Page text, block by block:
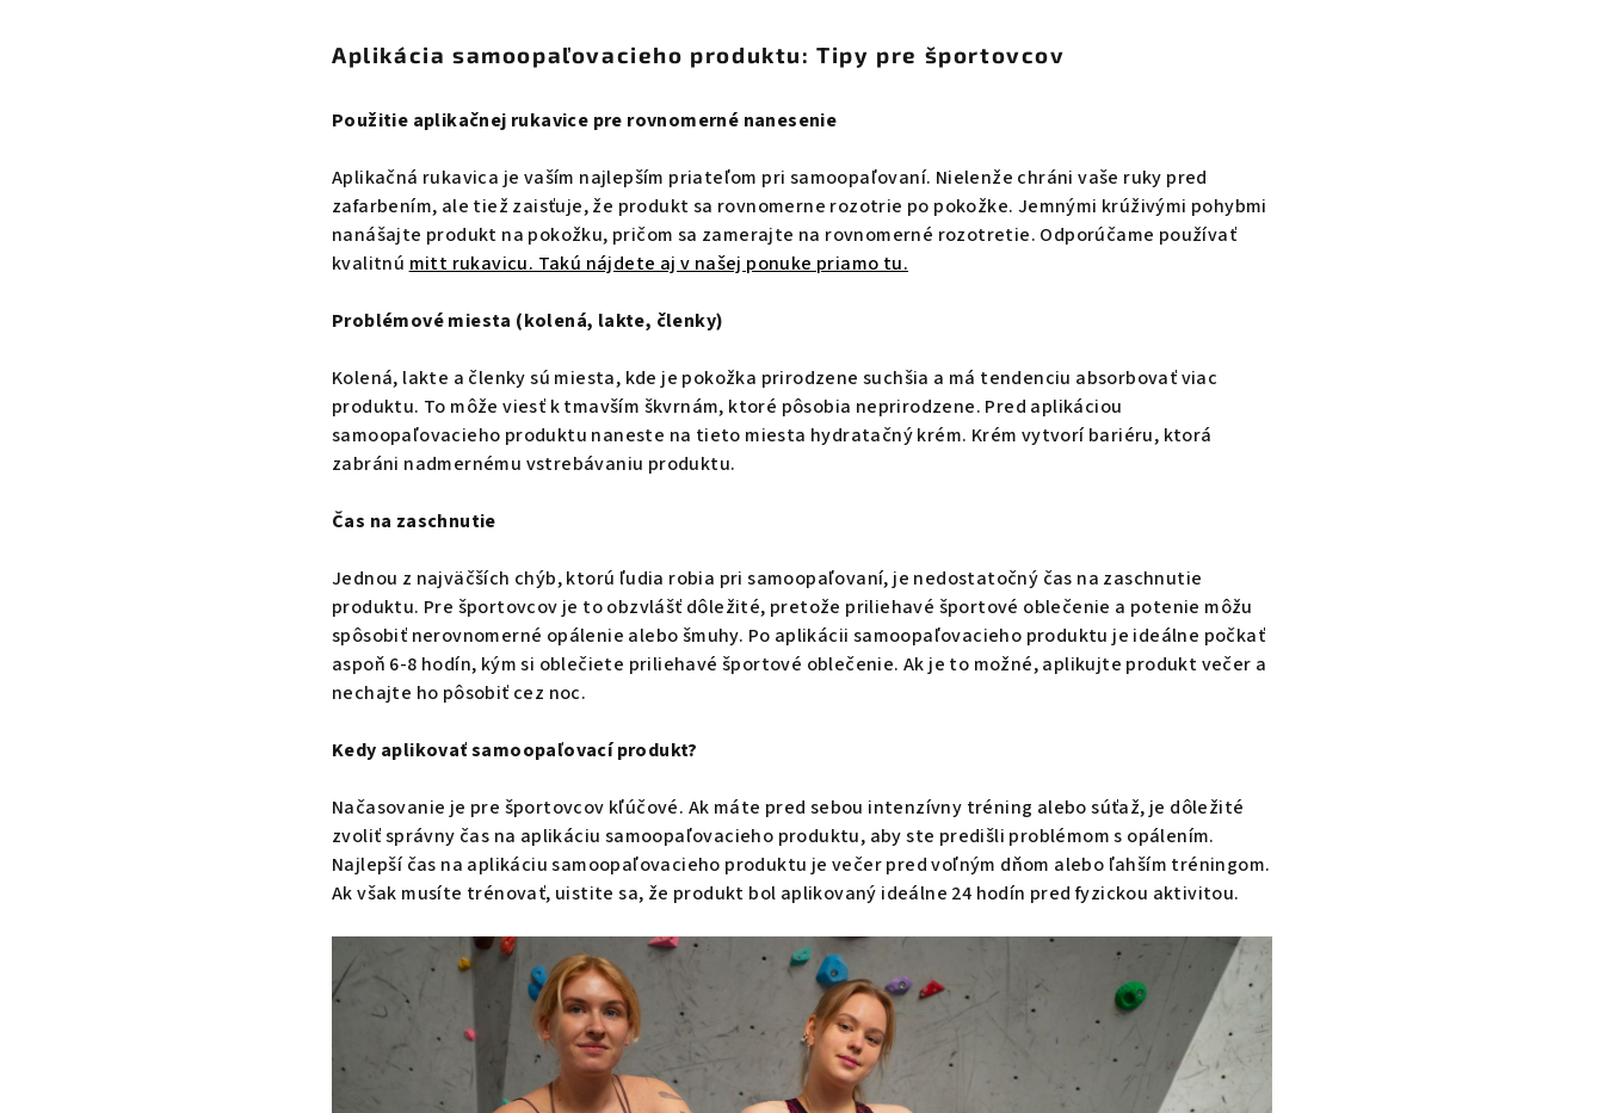
Aplikácia samoopaľovacieho produktu: Tipy pre športovcov
Použitie aplikačnej rukavice pre rovnomerné nanesenie
Aplikačná rukavica je vaším najlepším priateľom pri samoopaľovaní. Nielenže chráni vaše ruky pred
zafarbením, ale tiež zaisťuje, že produkt sa rovnomerne rozotrie po pokožke. Jemnými krúživými pohybmi
nanášajte produkt na pokožku, pričom sa zamerajte na rovnomerné rozotretie. Odporúčame používať
kvalitnú mitt rukavicu. Takú nájdete aj v našej ponuke priamo tu.
Problémové miesta (kolená, lakte, členky)
Kolená, lakte a členky sú miesta, kde je pokožka prirodzene suchšia a má tendenciu absorbovať viac
produktu. To môže viesť k tmavším škvrnám, ktoré pôsobia neprirodzene. Pred aplikáciou
samoopaľovacieho produktu naneste na tieto miesta hydratačný krém. Krém vytvorí bariéru, ktorá
zabráni nadmernému vstrebávaniu produktu.
Čas na zaschnutie
Jednou z najväčších chýb, ktorú ľudia robia pri samoopaľovaní, je nedostatočný čas na zaschnutie
produktu. Pre športovcov je to obzvlášť dôležité, pretože priliehavé športové oblečenie a potenie môžu
spôsobiť nerovnomerné opálenie alebo šmuhy. Po aplikácii samoopaľovacieho produktu je ideálne počkať
aspoň 6-8 hodín, kým si oblečiete priliehavé športové oblečenie. Ak je to možné, aplikujte produkt večer a
nechajte ho pôsobiť cez noc.
Kedy aplikovať samoopaľovací produkt?
Načasovanie je pre športovcov kľúčové. Ak máte pred sebou intenzívny tréning alebo súťaž, je dôležité
zvoliť správny čas na aplikáciu samoopaľovacieho produktu, aby ste predišli problémom s opálením.
Najlepší čas na aplikáciu samoopaľovacieho produktu je večer pred voľným dňom alebo ľahším tréningom.
Ak však musíte trénovať, uistite sa, že produkt bol aplikovaný ideálne 24 hodín pred fyzickou aktivitou.